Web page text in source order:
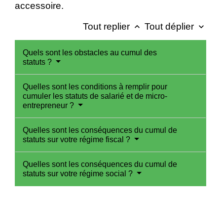
accessoire.
Tout replier keyboard_arrow_up Tout déplier keyboard_arrow_down
Quels sont les obstacles au cumul des
statuts ?
Quelles sont les conditions à remplir pour
cumuler les statuts de salarié et de micro-
entrepreneur ?
Quelles sont les conséquences du cumul de
statuts sur votre régime fiscal ?
Quelles sont les conséquences du cumul de
statuts sur votre régime social ?